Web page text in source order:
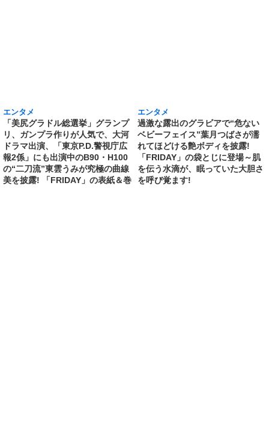
報2係」にも出演中のB90・H100
の“二刀流”東雲うみが究極の曲線
美を披露! 「FRIDAY」の表紙＆巻
頭～「東雲史上いちばん艶っぽい
かもしれない…」
[2026/3/6 18:32:53]
「FRIDAY」の袋とじに登場～肌
を伝う水滴が、眠っていた大胆さ
を呼び覚ます!
[2026/3/5 23:32:09]